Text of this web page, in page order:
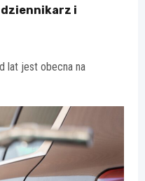
dziennikarz i
lat jest obecna na